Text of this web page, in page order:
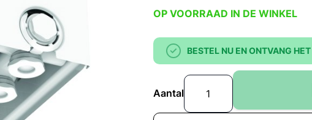
OP VOORRAAD IN DE WINKEL
BESTEL NU EN ONTVANG HET
Aantal